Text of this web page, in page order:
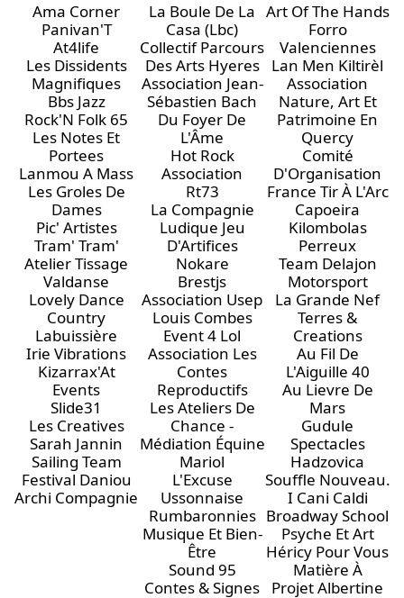
Ama Corner
Panivan'T
At4life
Les Dissidents
Magnifiques
Bbs Jazz
Rock'N Folk 65
Les Notes Et
Portees
Lanmou A Mass
Les Groles De
Dames
Pic' Artistes
Tram' Tram'
Atelier Tissage
Valdanse
Lovely Dance
Country
Labuissière
Irie Vibrations
Kizarrax'At
Events
Slide31
Les Creatives
Sarah Jannin
Sailing Team
Festival Daniou
Archi Compagnie
La Boule De La
Casa (Lbc)
Collectif Parcours
Des Arts Hyeres
Association Jean-
Sébastien Bach
Du Foyer De
L'Âme
Hot Rock
Association
Rt73
La Compagnie
Ludique Jeu
D'Artifices
Nokare
Brestjs
Association Usep
Louis Combes
Event 4 Lol
Association Les
Contes
Reproductifs
Les Ateliers De
Chance -
Médiation Équine
Mariol
L'Excuse
Ussonnaise
Rumbaronnies
Musique Et Bien-
Être
Sound 95
Contes & Signes
Art Of The Hands
Forro
Valenciennes
Lan Men Kiltirèl
Association
Nature, Art Et
Patrimoine En
Quercy
Comité
D'Organisation
France Tir À L'Arc
Capoeira
Kilombolas
Perreux
Team Delajon
Motorsport
La Grande Nef
Terres &
Creations
Au Fil De
L'Aiguille 40
Au Lievre De
Mars
Gudule
Spectacles
Hadzovica
Souffle Nouveau.
I Cani Caldi
Broadway School
Psyche Et Art
Héricy Pour Vous
Matière À
Projet Albertine